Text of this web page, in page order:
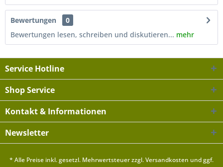
Bewertungen
0
Bewertungen lesen, schreiben und diskutieren... mehr
Service Hotline
Shop Service
Kontakt & Informationen
Newsletter
* Alle Preise inkl. gesetzl. Mehrwertsteuer zzgl.Versandkosten und ggf.